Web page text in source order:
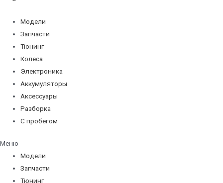
Модели
Запчасти
Тюнинг
Колеса
Электроника
Аккумуляторы
Аксессуары
Разборка
С пробегом
Меню
Модели
Запчасти
Тюнинг